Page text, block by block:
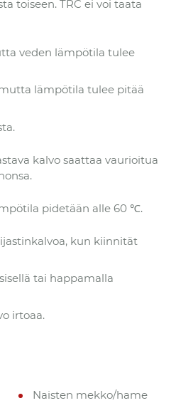
toiseen. TRC ei voi taata
veden lämpötila tulee
lämpötila tulee pitää
kalvo saattaa vaurioitua
pidetään alle 60 ℃.
kun kiinnität
tai happamalla
irtoaa.
Naisten mekko/hame